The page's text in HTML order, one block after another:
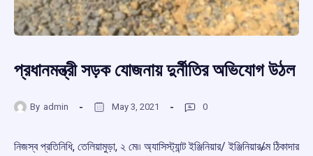
প্রধানমন্ত্রী সড়ক যোজনায় দুর্নীতির অভিযোগ উঠল
By admin May 3, 2021 0
নিজস্ব প্রতিনিধি, তেলিয়ামুড়া, ২ মে৷৷ অ্যাসিস্ট্যান্ট ইঞ্জিনিয়ার/ ইঞ্জিনিয়ার/ত্ম ঠিকাদার